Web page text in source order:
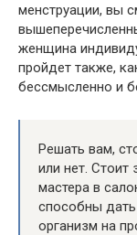
менструации, вы
женщина
пройдет также,
бессмысленно и
Решать вам,
или нет.
мастера в
способны дать
организм на